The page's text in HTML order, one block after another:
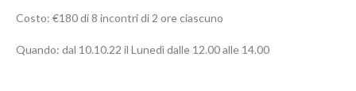
Costo: €180 di 8 incontri di 2 ore ciascuno
Quando: dal 10.10.22 il Lunedì dalle 12.00 alle 14.00